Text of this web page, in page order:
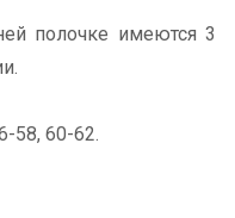
полочке имеются 3
58, 60-62.